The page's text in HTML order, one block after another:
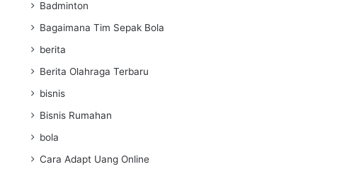
Badminton
Bagaimana Tim Sepak Bola
berita
Berita Olahraga Terbaru
bisnis
Bisnis Rumahan
bola
Cara Adapt Uang Online